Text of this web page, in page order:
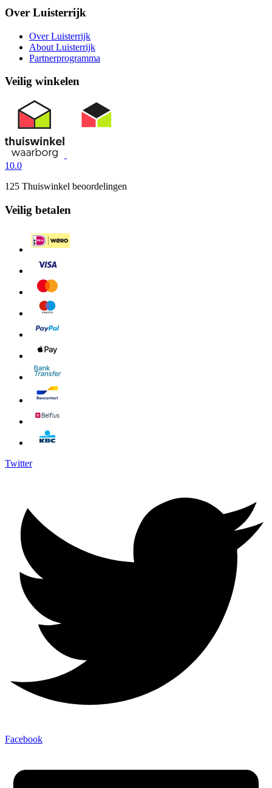
Over Luisterrijk
Over Luisterrijk
About Luisterrijk
Partnerprogramma
Veilig winkelen
10.0
125 Thuiswinkel beoordelingen
Veilig betalen
Twitter
Facebook